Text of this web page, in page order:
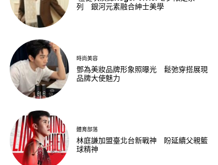
列 銀河元素融合紳士美學
時尚美容
鄧為美妝品牌形象照曝光 鬆弛穿搭展現
品牌大使魅力
體育部落
林庭謙加盟臺北台新戰神 盼延續父親籃
球精神